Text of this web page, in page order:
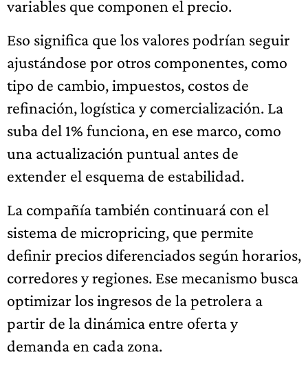
variables que componen el precio.
Eso significa que los valores podrían seguir
ajustándose por otros componentes, como
tipo de cambio, impuestos, costos de
refinación, logística y comercialización. La
suba del 1% funciona, en ese marco, como
una actualización puntual antes de
extender el esquema de estabilidad.
La compañía también continuará con el
sistema de micropricing, que permite
definir precios diferenciados según horarios,
corredores y regiones. Ese mecanismo busca
optimizar los ingresos de la petrolera a
partir de la dinámica entre oferta y
demanda en cada zona.